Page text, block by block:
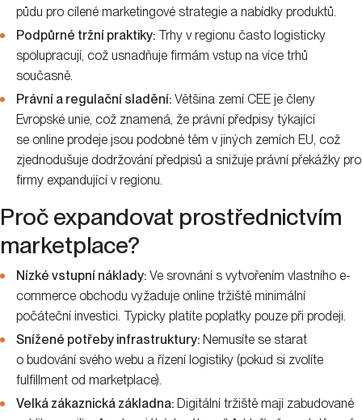
půdu pro cílené marketingové strategie a nabídky produktů.
Podpůrné tržní praktiky: Trhy v regionu často logisticky
spolupracují, což usnadňuje firmám vstup na více trhů
současně.
Právní a regulační sladění: Většina zemí CEE je členy
Evropské unie, což znamená, že právní předpisy týkající
se online prodeje jsou podobné těm v jiných zemích EU, což
zjednodušuje dodržování předpisů a snižuje právní překážky pro
firmy expandující v regionu.
Proč expandovat prostřednictvím
marketplace?
Nízké vstupní náklady: Ve srovnání s vytvořením vlastního e-
commerce obchodu vyžaduje online tržiště minimální
počáteční investici. Typicky platíte poplatky pouze při prodeji.
Snížené potřeby infrastruktury: Nemusíte se starat
o budování svého webu a řízení logistiky (pokud si zvolíte
fulfillment od marketplace).
Velká zákaznická základna: Digitální tržiště mají zabudované